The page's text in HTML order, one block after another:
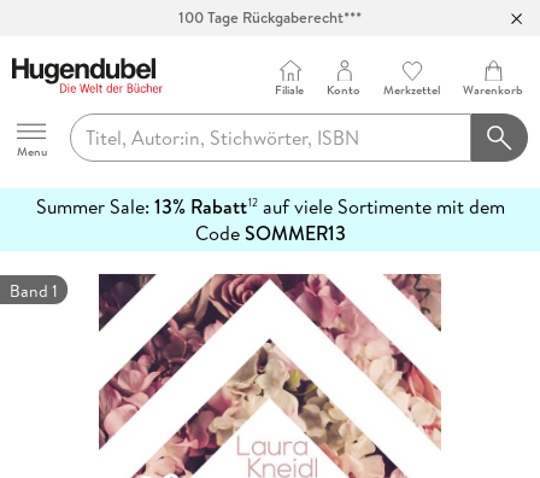
100 Tage Rückgaberecht***
Hugendubel
Menu
Filiale Konto Merkzettel Warenkorb
Summer Sale: 13% Rabatt12auf viele Sortimente mit dem
CodeSOMMER13
erfahren
Band 1